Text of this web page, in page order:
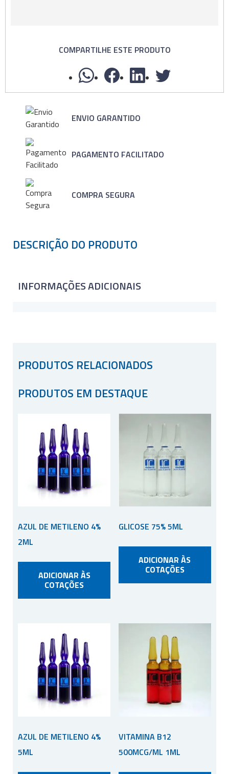
COMPARTILHE ESTE PRODUTO
ENVIO GARANTIDO
PAGAMENTO FACILITADO
COMPRA SEGURA
DESCRIÇÃO DO PRODUTO
INFORMAÇÕES ADICIONAIS
PRODUTOS RELACIONADOS
PRODUTOS EM DESTAQUE
AZUL DE METILENO 4%
2ML
ADICIONAR ÀS
COTAÇÕES
GLICOSE 75% 5ML
ADICIONAR ÀS
COTAÇÕES
AZUL DE METILENO 4%
5ML
VITAMINA B12
500MCG/ML 1ML